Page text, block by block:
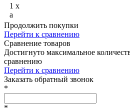
1 x
a
Продолжить покупки
Перейти к сравнению
Сравнение товаров
Достигнуто максимальное
сравнению
Перейти к сравнению
Заказать обратный звонок
*
*